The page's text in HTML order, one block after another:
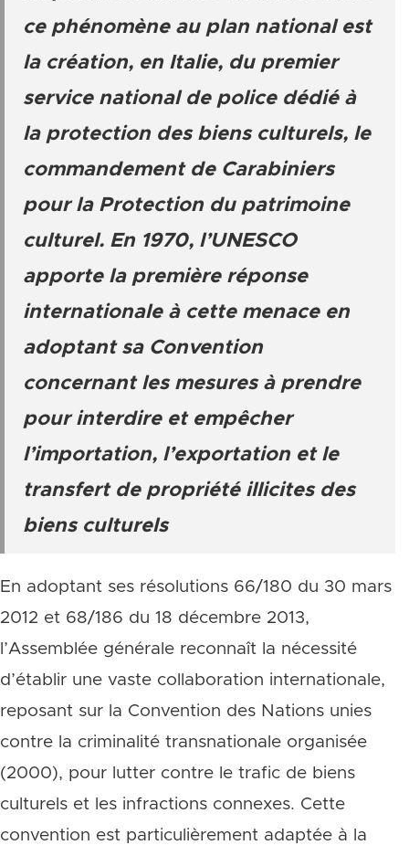
ce phénomène au plan national est
la création, en Italie, du premier
service national de police dédié à
la protection des biens culturels, le
commandement de Carabiniers
pour la Protection du patrimoine
culturel. En 1970, l’UNESCO
apporte la première réponse
internationale à cette menace en
adoptant sa Convention
concernant les mesures à prendre
pour interdire et empêcher
l’importation, l’exportation et le
transfert de propriété illicites des
biens culturels
En adoptant ses résolutions 66/180 du 30 mars
2012 et 68/186 du 18 décembre 2013,
l’Assemblée générale reconnaît la nécessité
d’établir une vaste collaboration internationale,
reposant sur la Convention des Nations unies
contre la criminalité transnationale organisée
(2000), pour lutter contre le trafic de biens
culturels et les infractions connexes. Cette
convention est particulièrement adaptée à la